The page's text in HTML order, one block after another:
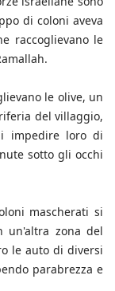
di coloni aveva
raccoglievano le
le olive, un
del villaggio,
impedire loro di
sotto gli occhi
mascherati si
un'altra zona del
le auto di diversi
parabrezza e